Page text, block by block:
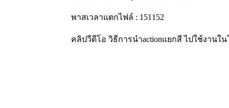
พาสเวลาแตกไฟล์ : 151152
คลิปวีดีโอ วิธีการนำactionแยกสี ไปใช้งานใ